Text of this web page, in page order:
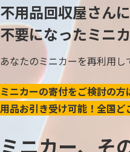
不用品回収屋さん
不要になったミニ
あなたのミニカーを再利用し
ミニカーの寄付をご検討の
用品お引き受け可能！全国ど
ミニカー、そ